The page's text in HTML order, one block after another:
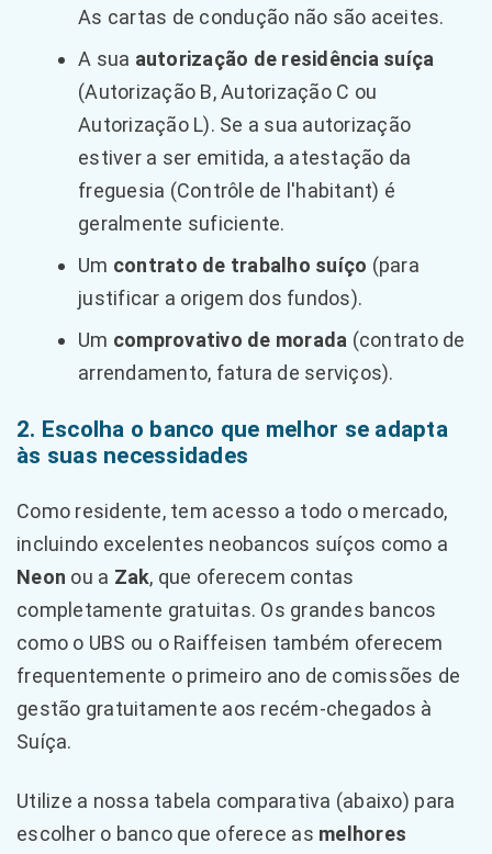
As cartas de condução não são aceites.
A sua autorização de residência suíça
(Autorização B, Autorização C ou
Autorização L). Se a sua autorização
estiver a ser emitida, a atestação da
freguesia (Contrôle de l'habitant) é
geralmente suficiente.
Um contrato de trabalho suíço (para
justificar a origem dos fundos).
Um comprovativo de morada (contrato de
arrendamento, fatura de serviços).
2. Escolha o banco que melhor se adapta
às suas necessidades
Como residente, tem acesso a todo o mercado,
incluindo excelentes neobancos suíços como a
Neon ou a Zak, que oferecem contas
completamente gratuitas. Os grandes bancos
como o UBS ou o Raiffeisen também oferecem
frequentemente o primeiro ano de comissões de
gestão gratuitamente aos recém-chegados à
Suíça.
Utilize a nossa tabela comparativa (abaixo) para
escolher o banco que oferece as melhores